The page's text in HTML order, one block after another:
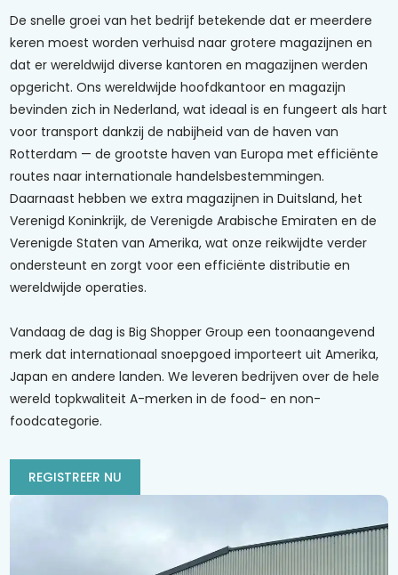
De snelle groei van het bedrijf betekende dat er meerdere
keren moest worden verhuisd naar grotere magazijnen en
dat er wereldwijd diverse kantoren en magazijnen werden
opgericht. Ons wereldwijde hoofdkantoor en magazijn
bevinden zich in Nederland, wat ideaal is en fungeert als hart
voor transport dankzij de nabijheid van de haven van
Rotterdam — de grootste haven van Europa met efficiënte
routes naar internationale handelsbestemmingen.
Daarnaast hebben we extra magazijnen in Duitsland, het
Verenigd Koninkrijk, de Verenigde Arabische Emiraten en de
Verenigde Staten van Amerika, wat onze reikwijdte verder
ondersteunt en zorgt voor een efficiënte distributie en
wereldwijde operaties.
Vandaag de dag is Big Shopper Group een toonaangevend
merk dat internationaal snoepgoed importeert uit Amerika,
Japan en andere landen. We leveren bedrijven over de hele
wereld topkwaliteit A-merken in de food- en non-
foodcategorie.
REGISTREER NU